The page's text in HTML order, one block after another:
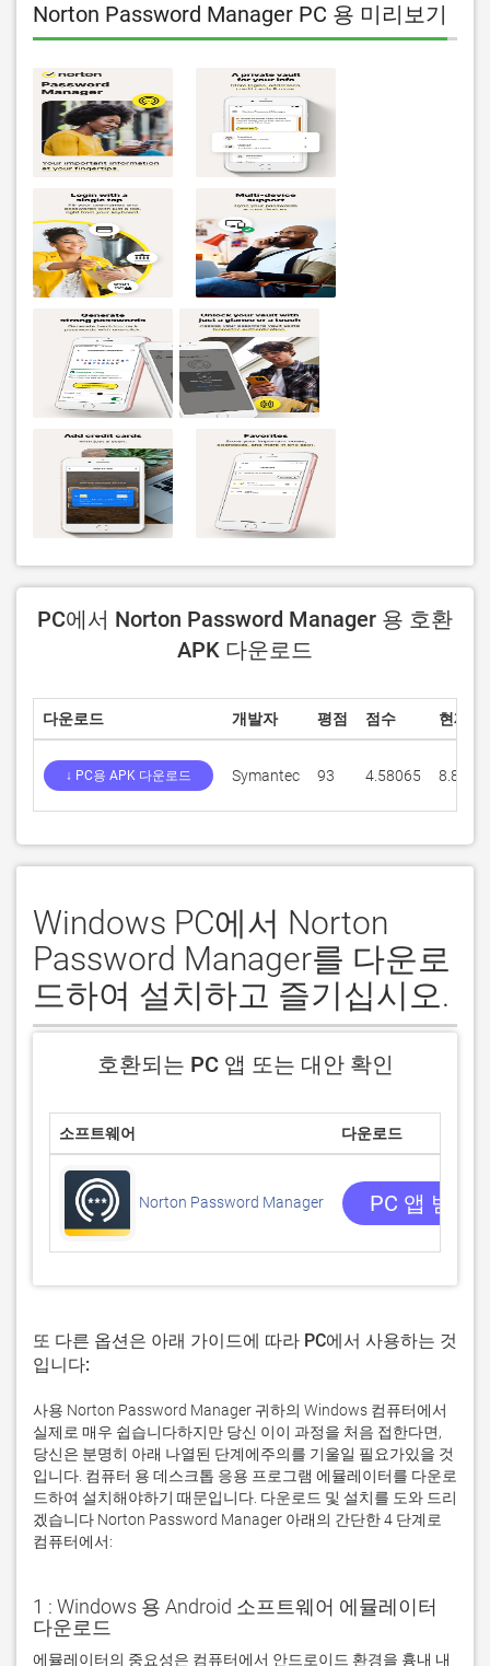
Norton Password Manager PC 용 미리보기
PC에서 Norton Password Manager 용 호환
APK 다운로드
다운로드 개발자 평점 점수 현재
↓ PC용 APK 다운로드 Symantec 93 4.58065 8.8.5
Windows PC에서 Norton
Password Manager를 다운로
드하여 설치하고 즐기십시오.
호환되는 PC 앱 또는 대안 확인
소프트웨어 다운로드
Norton Password Manager PC 앱 받기
또 다른 옵션은 아래 가이드에 따라 PC에서 사용하는 것
입니다:
사용 Norton Password Manager 귀하의 Windows 컴퓨터에서
실제로 매우 쉽습니다하지만 당신 이이 과정을 처음 접한다면,
당신은 분명히 아래 나열된 단계에주의를 기울일 필요가있을 것
입니다. 컴퓨터 용 데스크톱 응용 프로그램 에뮬레이터를 다운로
드하여 설치해야하기 때문입니다. 다운로드 및 설치를 도와 드리
겠습니다 Norton Password Manager 아래의 간단한 4 단계로
컴퓨터에서:
1 : Windows 용 Android 소프트웨어 에뮬레이터
다운로드
에뮬레이터의 중요성은 컴퓨터에서 안드로이드 환경을 흉내 내